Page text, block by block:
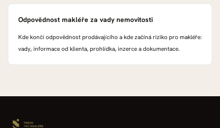
Odpovědnost makléře za vady nemovitosti
Kde končí odpovědnost prodávajícího a kde začíná riziko pro makléře:
vady, informace od klienta, prohlídka, inzerce a dokumentace.